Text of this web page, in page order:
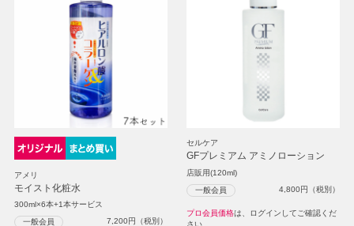
アメリ
モイスト化粧水
300ml×6本+1本サービス
一般会員 7,200円（税別）
セルケア
GFプレミアム アミノローション
店販用(120ml)
一般会員 4,800円（税別）
プロ会員価格は、ログインしてご確認くだ
さい